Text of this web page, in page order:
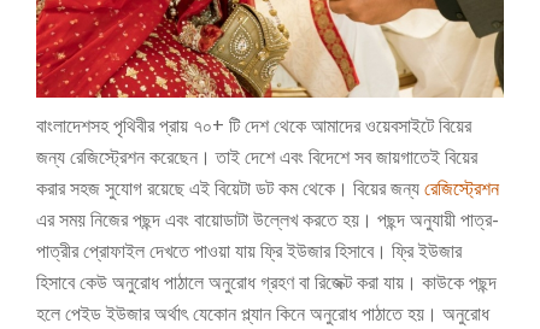
বাংলাদেশসহ পৃথিবীর প্রায় ৭০+ টি দেশ থেকে আমাদের ওয়েবসাইটে বিয়ের
জন্য রেজিস্ট্রেশন করেছেন। তাই দেশে এবং বিদেশে সব জায়গাতেই বিয়ের
করার সহজ সুযোগ রয়েছে এই বিয়েটা ডট কম থেকে। বিয়ের জন্যরেজিস্ট্রেশন
এর সময় নিজের পছন্দ এবং বায়োডাটা উল্লেখ করতে হয়। পছন্দ অনুযায়ী পাত্র-
পাত্রীর প্রোফাইল দেখতে পাওয়া যায় ফ্রি ইউজার হিসাবে। ফ্রি ইউজার
হিসাবে কেউ অনুরোধ পাঠালে অনুরোধ গ্রহণ বা রিজেক্ট করা যায়। কাউকে পছন্দ
হলে পেইড ইউজার অর্থাৎ যেকোন প্ল্যান কিনে অনুরোধ পাঠাতে হয়। অনুরোধ